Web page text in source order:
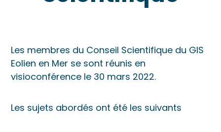
Les membres du Conseil Scientifique du GIS
Eolien en Mer se sont réunis en
visioconférence le 30 mars 2022.
Les sujets abordés ont été les suivants